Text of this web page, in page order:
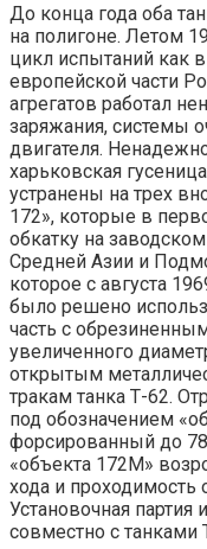
До конца года оба
на полигоне. Летом
цикл испытаний как
европейской части
агрегатов работал
заряжания, системы
двигателя.
харьковская
устранены на трех
172», которые в
обкатку на
Средней Азии и
которое с августа
было решено
часть с
увеличенного
открытым
тракам танка Т-62.
под обозначением
форсированный до
«объекта 172М»
хода и проходимость
Установочная
совместно с